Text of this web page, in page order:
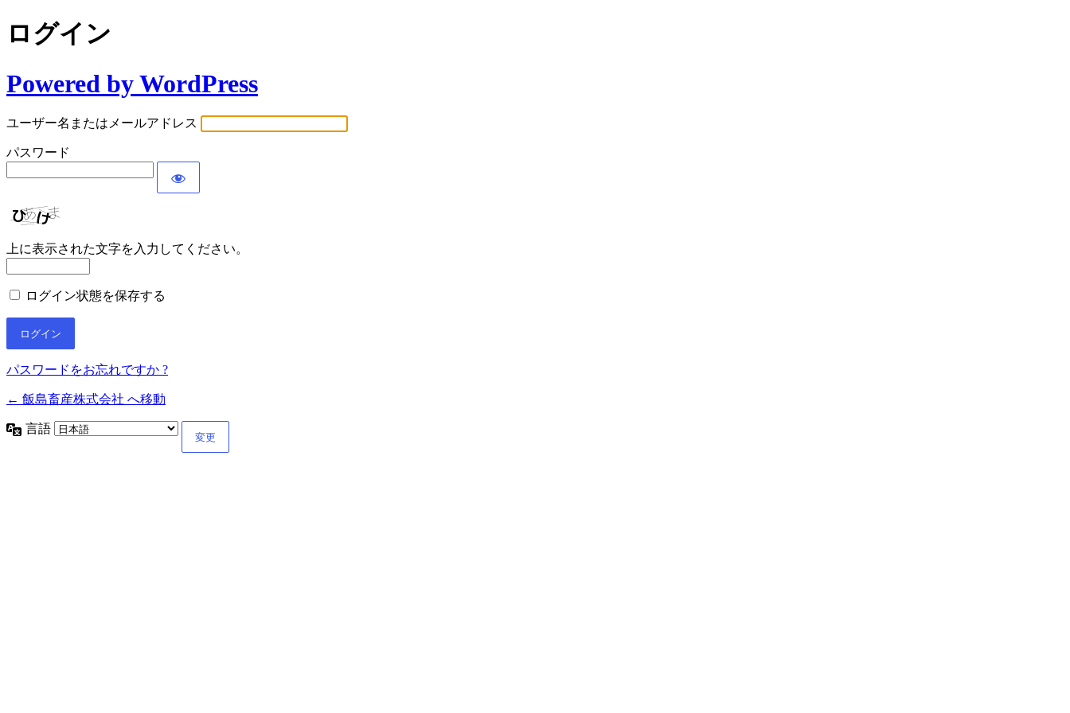
ログイン
Powered by WordPress
ユーザー名またはメールアドレス
パスワード
上に表示された文字を入力してください。
ログイン状態を保存する
パスワードをお忘れですか ?
← 飯島畜産株式会社 へ移動
言語